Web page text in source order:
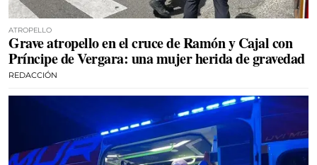
ATROPELLO
Grave atropello en el cruce de Ramón y Cajal con
Príncipe de Vergara: una mujer herida de gravedad
REDACCIÓN